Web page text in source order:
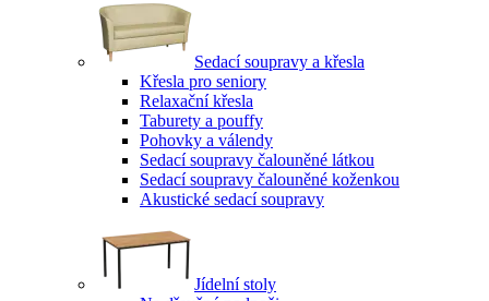
Sedací soupravy a křesla
Křesla pro seniory
Relaxační křesla
Taburety a pouffy
Pohovky a válendy
Sedací soupravy čalouněné látkou
Sedací soupravy čalouněné koženkou
Akustické sedací soupravy
Jídelní stoly